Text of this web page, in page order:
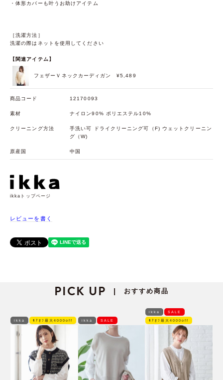
・体形カバーも叶うお助けアイテム
［洗濯方法］
洗濯の際はネットを使用してください
【関連アイテム】
フェザーＶネックカーディガン ¥5,489
商品コード 12170093
素材 ナイロン90% ポリエステル10%
クリーニング方法
手洗い可 ドライクリーニング可（F) ウェットクリーニン
グ（W)
原産国 中国
ikkaトップページ
レビューを書く
PICK UP | おすすめ商品
ikka ﾓｱｵﾌ最大4000off ikka SALE
ikka SALE
ﾓｱｵﾌ最大4000off